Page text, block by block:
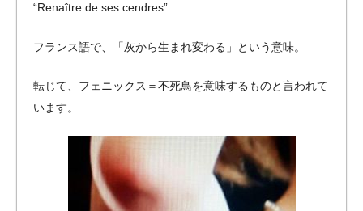
“Renaître de ses cendres”
フランス語で、「灰から生まれ変わる」という意味。
転じて、フェニックス＝不死鳥を意味するものと言われて
います。